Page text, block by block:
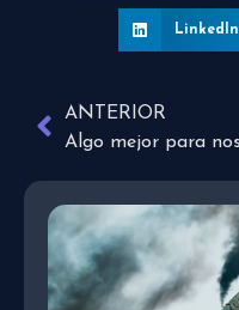
LinkedIn
ANTERIOR